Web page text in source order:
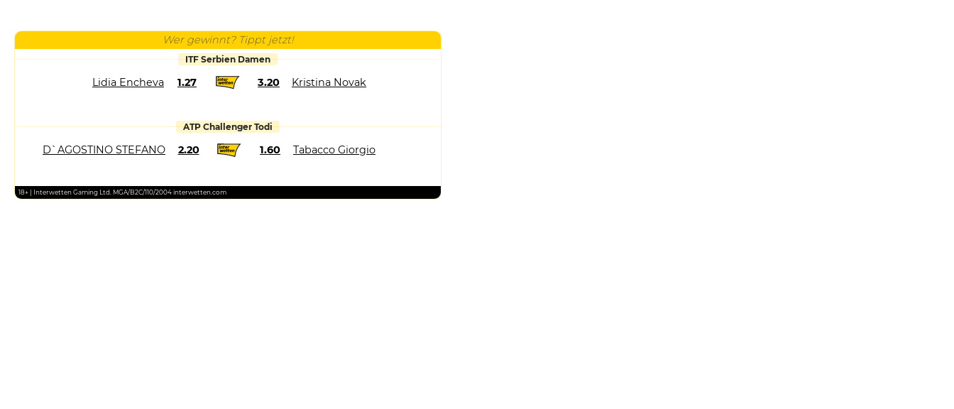
Wer gewinnt? Tippt jetzt!
ITF Serbien Damen
Lidia Encheva 1.27 3.20 Kristina Novak
ATP Challenger Todi
D`AGOSTINO STEFANO 2.20 1.60 Tabacco Giorgio
18+ | Interwetten Gaming Ltd. MGA/B2C/110/2004 interwetten.com